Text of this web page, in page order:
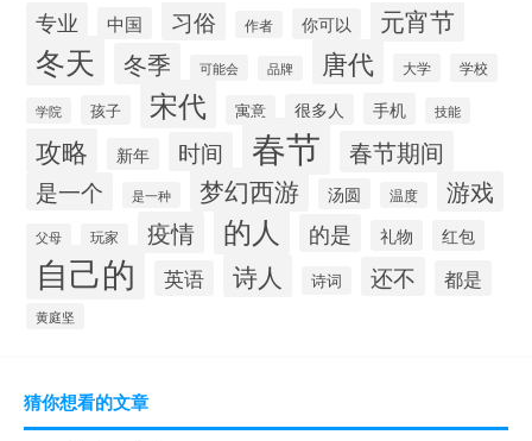
专业 中国 习俗 作者 你可以 元宵节
冬天 冬季 可能会 品牌 唐代 大学 学校
学院 孩子 宋代 寓意 很多人 手机 技能
攻略 新年 时间 春节 春节期间
是一个 是一种 梦幻西游 汤圆 温度 游戏
父母 玩家 疫情 的人 的是 礼物 红包
自己的 英语 诗人 诗词 还不 都是
黄庭坚
猜你想看的文章